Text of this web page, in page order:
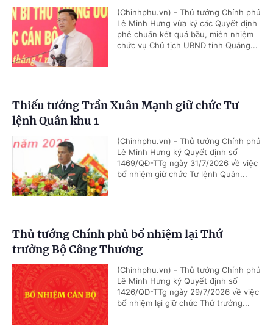
(Chinhphu.vn) - Thủ tướng Chính phủ
Lê Minh Hưng vừa ký các Quyết định
phê chuẩn kết quả bầu, miễn nhiệm
chức vụ Chủ tịch UBND tỉnh Quảng...
Thiếu tướng Trần Xuân Mạnh giữ chức Tư
lệnh Quân khu 1
(Chinhphu.vn) - Thủ tướng Chính phủ
Lê Minh Hưng ký Quyết định số
1469/QĐ-TTg ngày 31/7/2026 về việc
bổ nhiệm giữ chức Tư lệnh Quân...
Thủ tướng Chính phủ bổ nhiệm lại Thứ
trưởng Bộ Công Thương
(Chinhphu.vn) - Thủ tướng Chính phủ
Lê Minh Hưng ký Quyết định số
1426/QĐ-TTg ngày 29/7/2026 về việc
bổ nhiệm lại giữ chức Thứ trưởng...